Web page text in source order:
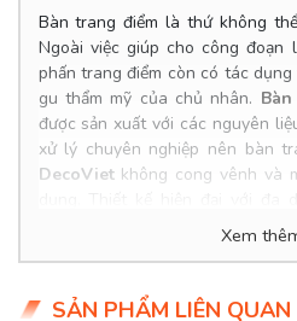
Bàn trang điểm là thứ không
Ngoài việc giúp cho công đoạn
phấn trang điểm còn có tác
gu thẩm mỹ của chủ nhân.
được sản xuất với các nguyên
xử lý chuyên nghiệp nên bàn
DecoVietkhông cong vênh và
chọn để phù hợp với phong cách
Product Info
Kích thước: m
Xem
SẢN PHẨM LIÊN QUAN